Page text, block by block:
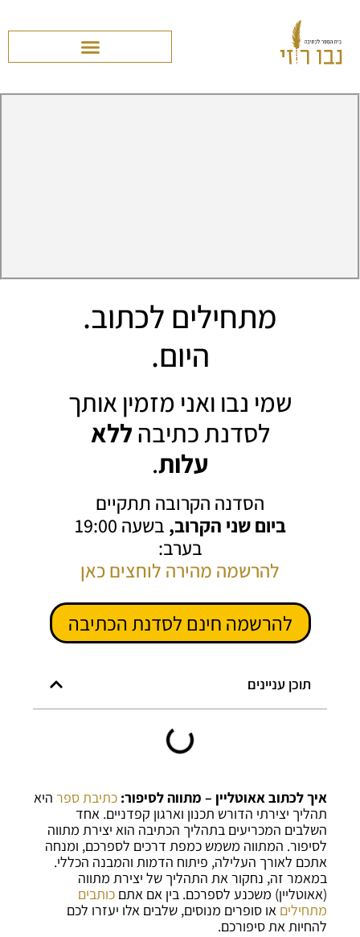
מתחילים לכתוב.
היום.
שמי נבו ואני מזמין אותך
לסדנת כתיבהללא
עלות.
הסדנה הקרובה תתקיים
ביום שני הקרוב,
בשעה 19:00
בערב:
להרשמה מהירה לוחצים כאן
להרשמה חינם לסדנת הכתיבה
תוכן עניינים
איך לכתוב אאוטליין – מתווה לסיפור:כתיבת ספר היא
תהליך יצירתי הדורש תכנון וארגון קפדניים. אחד
השלבים המכריעים בתהליך הכתיבה הוא יצירת מתווה
לסיפור. המתווה משמש כמפת דרכים לספרכם, ומנחה
אתכם לאורך העלילה, פיתוח הדמות והמבנה הכללי.
במאמר זה, נחקור את התהליך של יצירת מתווה
(אאוטליין) משכנע לספרכם. בין אם אתםכותבים
מתחילים או סופרים מנוסים, שלבים אלו יעזרו לכם
להחיות את סיפורכם.